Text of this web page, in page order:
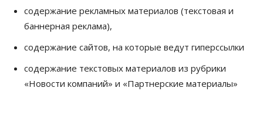
Россия построит в Киргизии новый кампус КРСУ:
30 гектаров, 15 тысяч студентов и 30 миллиардов
рублей
06 Августа 2026, 18:40
Общество
Новосибирским студентам помогают
адаптироваться к учебе через культуру
содержание рекламных материалов (текстовая и
баннерная реклама),
содержание сайтов, на которые ведут гиперссылки
содержание текстовых материалов из рубрики
«Новости компаний» и «Партнерские материалы»